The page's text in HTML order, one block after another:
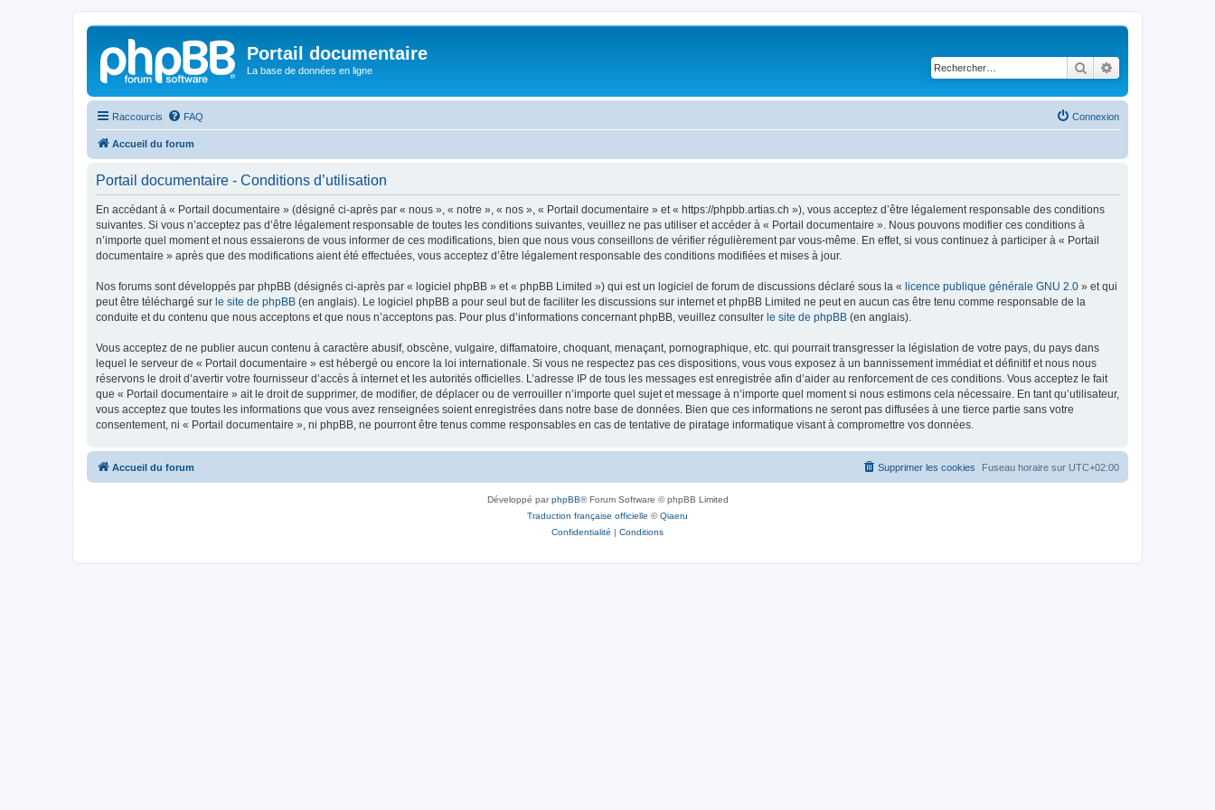
Portail documentaire
La base de données en ligne Rechercher
Raccourcis FAQ Connexion
Accueil du forum
Portail documentaire - Conditions d’utilisation
En accédant à « Portail documentaire » (désigné ci-après par « nous », « notre », « nos », « Portail documentaire » et « https://phpbb.artias.ch »), vous acceptez d’être légalement responsable des conditions
suivantes. Si vous n’acceptez pas d’être légalement responsable de toutes les conditions suivantes, veuillez ne pas utiliser et accéder à « Portail documentaire ». Nous pouvons modifier ces conditions à
n’importe quel moment et nous essaierons de vous informer de ces modifications, bien que nous vous conseillons de vérifier régulièrement par vous-même. En effet, si vous continuez à participer à « Portail
documentaire » après que des modifications aient été effectuées, vous acceptez d’être légalement responsable des conditions modifiées et mises à jour.
Nos forums sont développés par phpBB (désignés ci-après par « logiciel phpBB » et « phpBB Limited ») qui est un logiciel de forum de discussions déclaré sous la « licence publique générale GNU 2.0 » et qui
peut être téléchargé sur le site de phpBB (en anglais). Le logiciel phpBB a pour seul but de faciliter les discussions sur internet et phpBB Limited ne peut en aucun cas être tenu comme responsable de la
conduite et du contenu que nous acceptons et que nous n’acceptons pas. Pour plus d’informations concernant phpBB, veuillez consulter le site de phpBB (en anglais).
Vous acceptez de ne publier aucun contenu à caractère abusif, obscène, vulgaire, diffamatoire, choquant, menaçant, pornographique, etc. qui pourrait transgresser la législation de votre pays, du pays dans
lequel le serveur de « Portail documentaire » est hébergé ou encore la loi internationale. Si vous ne respectez pas ces dispositions, vous vous exposez à un bannissement immédiat et définitif et nous nous
réservons le droit d’avertir votre fournisseur d’accès à internet et les autorités officielles. L’adresse IP de tous les messages est enregistrée afin d’aider au renforcement de ces conditions. Vous acceptez le fait
que « Portail documentaire » ait le droit de supprimer, de modifier, de déplacer ou de verrouiller n’importe quel sujet et message à n’importe quel moment si nous estimons cela nécessaire. En tant qu’utilisateur,
vous acceptez que toutes les informations que vous avez renseignées soient enregistrées dans notre base de données. Bien que ces informations ne seront pas diffusées à une tierce partie sans votre
consentement, ni « Portail documentaire », ni phpBB, ne pourront être tenus comme responsables en cas de tentative de piratage informatique visant à compromettre vos données.
Accueil du forum Fuseau horaire sur UTC+02:00
Supprimer les cookies
Développé parphpBB® Forum Software © phpBB Limited
Traduction française officielle ©Qiaeru
Confidentialité | Conditions